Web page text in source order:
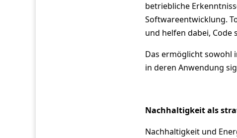
betriebliche
Softwareentwicklung.
und helfen dabei, Code
Das ermöglicht sowohl
in deren Anwendung
Nachhaltigkeit als
Nachhaltigkeit und